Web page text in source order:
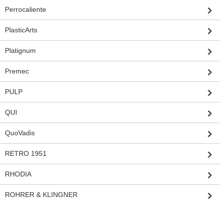
Perrocaliente
PlasticArts
Platignum
Premec
PULP
QUI
QuoVadis
RETRO 1951
RHODIA
ROHRER & KLINGNER